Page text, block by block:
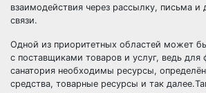
взаимодействия через рассылку, письма и
связи.
Одной из приоритетных областей может
с поставщиками товаров и услуг, ведь для
санатория необходимы ресурсы,
средства, товарные ресурсы и так